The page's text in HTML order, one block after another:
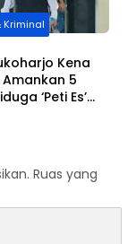
Kriminal
Kena
Amankan 5
‘Peti Es’
Ruas yang